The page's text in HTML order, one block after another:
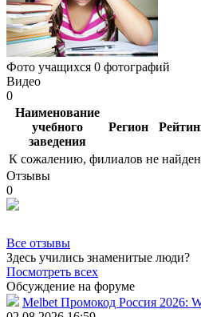
Фото учащихся 0 фотографий
Видео
0
Наименование
учебного
заведения
Регион
К сожалению, филиалов не
Отзывы
0
Все отзывы
Здесь учились знаменитые люди?
Посмотреть всех
Обсуждение на форуме
Melbet Промокод Россия 2026: